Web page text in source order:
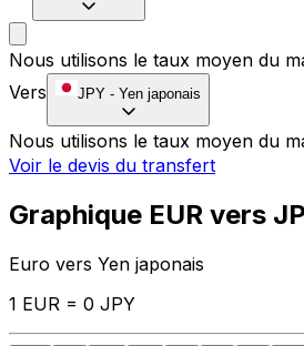
Nous utilisons le taux moyen du
Vers
JPY - Yen japonais
Nous utilisons le taux moyen du
Voir le devis du transfert
Graphique EUR vers
Euro vers Yen japonais
1 EUR = 0 JPY